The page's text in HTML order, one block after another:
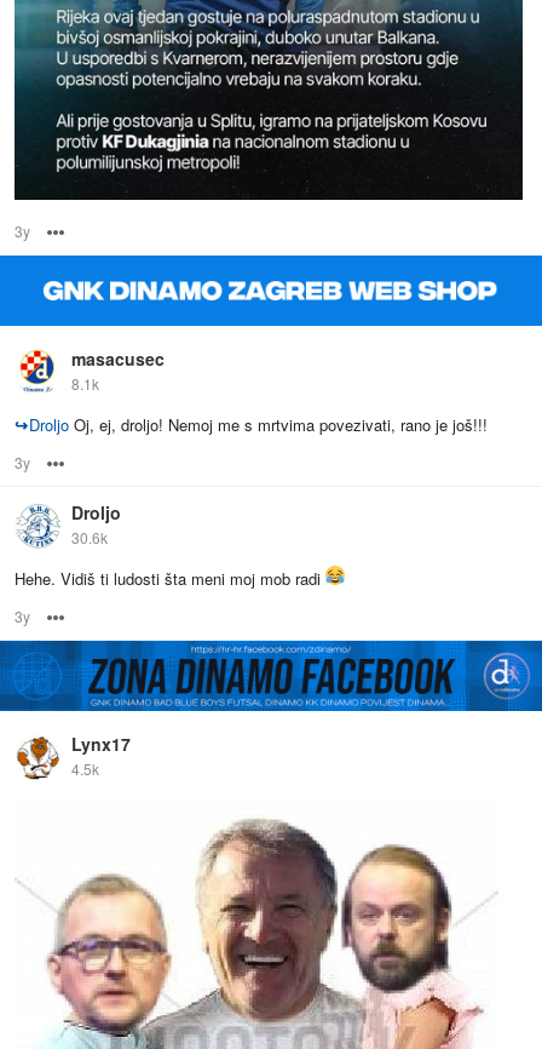
3y
masacusec
8.1k
↪Droljo Oj, ej, droljo! Nemoj me s mrtvima povezivati, rano je još!!!
3y
Droljo
30.6k
Hehe. Vidiš ti ludosti šta meni moj mob radi
3y
Lynx17
4.5k